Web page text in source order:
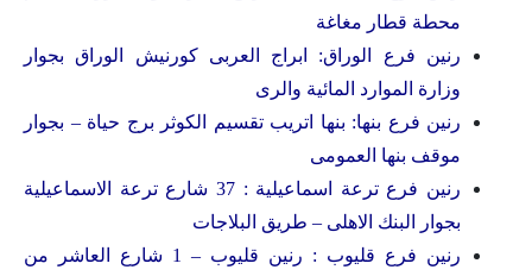
محطة قطار مغاغة
رنين فرع الوراق: ابراج العربى كورنيش الوراق بجوار
وزارة الموارد المائية والرى
رنين فرع بنها: بنها اتريب تقسيم الكوثر برج حياة – بجوار
موقف بنها العمومى
رنين فرع ترعة اسماعيلية : 37 شارع ترعة الاسماعيلية
بجوار البنك الاهلى – طريق البلاجات
رنين فرع قليوب : رنين قليوب – 1 شارع العاشر من